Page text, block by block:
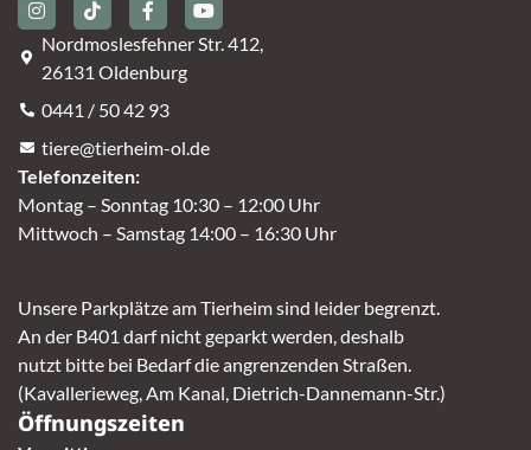
Nordmoslesfehner Str. 412,
26131 Oldenburg
0441 / 50 42 93
tiere@tierheim-ol.de
Telefonzeiten:
Montag – Sonntag 10:30 – 12:00 Uhr
Mittwoch – Samstag 14:00 – 16:30 Uhr
Unsere Parkplätze am Tierheim sind leider begrenzt.
An der B401 darf nicht geparkt werden, deshalb
nutzt bitte bei Bedarf die angrenzenden Straßen.
(Kavallerieweg, Am Kanal, Dietrich-Dannemann-Str.)
Öffnungszeiten